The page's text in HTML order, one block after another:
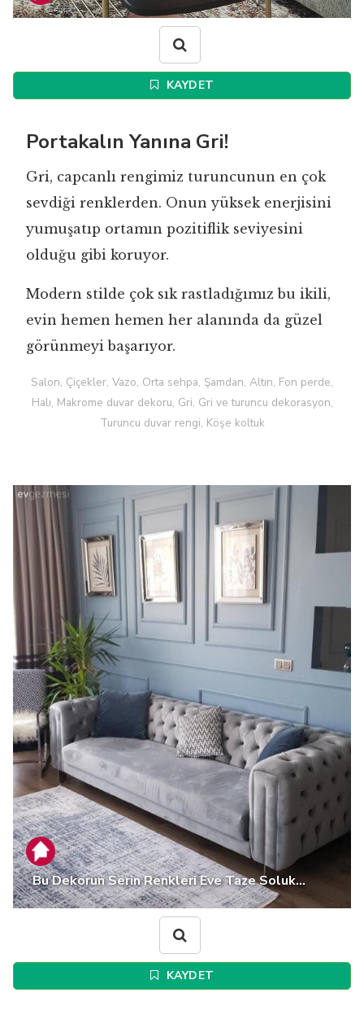
KAYDET
Portakalın Yanına Gri!
Gri, capcanlı rengimiz turuncunun en çok
sevdiği renklerden. Onun yüksek enerjisini
yumuşatıp ortamın pozitiflik seviyesini
olduğu gibi koruyor.
Modern stilde çok sık rastladığımız bu ikili,
evin hemen hemen her alanında da güzel
görünmeyi başarıyor.
Salon, Çiçekler, Vazo, Orta sehpa, Şamdan, Altın, Fon perde,
Halı, Makrome duvar dekoru, Gri, Gri ve turuncu dekorasyon,
Turuncu duvar rengi, Köşe koltuk
Bu Dekorun Serin Renkleri Eve Taze Soluk...
KAYDET